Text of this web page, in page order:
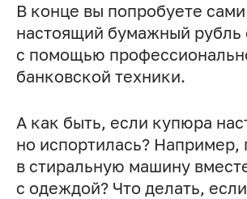
В конце вы попробуете сами
настоящий бумажный рубль
с помощью
банковской техники.
А как быть, если купюра
но испортилась? Например,
в стиральную машину
с одеждой? Что делать, если